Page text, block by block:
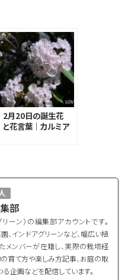
2月20日の誕生花
と花言葉｜カルミア
部
リーン）の編集部アカウントです。
、インドアグリーンなど、幅広い植
メンバーが在籍し、実際の栽培経
育て方や楽しみ方記事、お庭の取
企画などを配信しています。